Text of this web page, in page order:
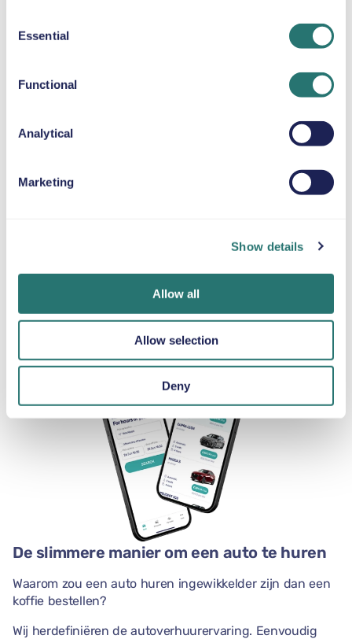
Selection
Essential
Functional
Analytical
Marketing
Show details
Allow all
Allow selection
Deny
STOELVERHOGER
minuten via de
rechtstreeks vanaf
uw smartphone
met onze app.
Word online
documenten
rechtstreeks via
De slimmere manier om een auto te huren
Waarom zou een auto huren ingewikkelder zijn dan een
koffie bestellen?
Wij herdefiniëren de autoverhuurervaring. Eenvoudig